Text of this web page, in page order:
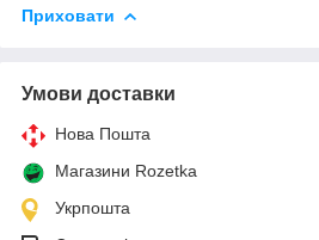
Приховати
Умови доставки
Нова Пошта
Магазини Rozetka
Укрпошта